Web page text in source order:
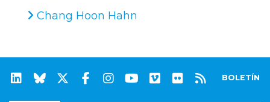
Chang Hoon Hahn
BOLETÍN